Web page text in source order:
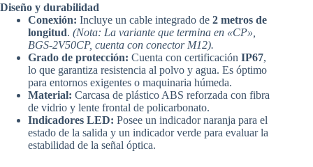
Diseño y durabilidad
Conexión: Incluye un cable integrado de 2 metros de
longitud. (Nota: La variante que termina en «CP»,
BGS-2V50CP, cuenta con conector M12).
Grado de protección: Cuenta con certificación IP67,
lo que garantiza resistencia al polvo y agua. Es óptimo
para entornos exigentes o maquinaria húmeda.
Material: Carcasa de plástico ABS reforzada con fibra
de vidrio y lente frontal de policarbonato.
Indicadores LED: Posee un indicador naranja para el
estado de la salida y un indicador verde para evaluar la
estabilidad de la señal óptica.